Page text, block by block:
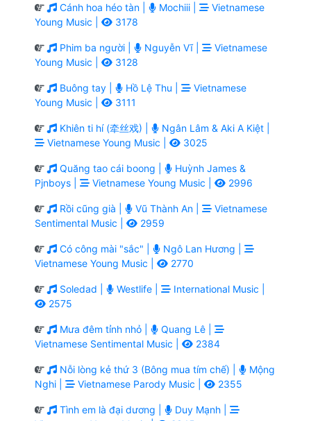
Cánh hoa héo tàn | Mochiii |
Vietnamese
Young Music |
3178
Phim ba người | Nguyễn Vĩ |
Vietnamese
Young Music |
3128
Buông tay | Hồ Lệ Thu |
Vietnamese
Young Music |
3111
Khiên ti hí (牵丝戏) |
Ngân Lâm & Aki A Kiệt |
Vietnamese Young Music |
3025
Quăng tao cái boong |
Huỳnh James &
Pjnboys |
Vietnamese Young Music | 2996
Rồi cũng già | Vũ Thành An |
Vietnamese
Sentimental Music |
2959
Có công mài "sắc" |
Ngô Lan Hương |
Vietnamese Young Music |
2770
Soledad | Westlife |
International Music |
2575
Mưa đêm tỉnh nhỏ |
Quang Lê |
Vietnamese Sentimental Music |
2384
Nỗi lòng kẻ thứ 3 (Bông mua tím chế) |
Mộng
Nghi |
Vietnamese Parody Music | 2355
Tình em là đại dương |
Duy Mạnh |